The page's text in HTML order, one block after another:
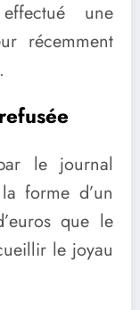
une
récemment
le journal
forme d’un
que le
le joyau